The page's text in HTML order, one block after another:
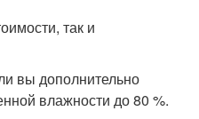
так и
вы дополнительно
влажности до 80 %.